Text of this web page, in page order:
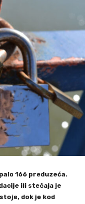
166 preduzeća.
ili stečaja je
dok je kod